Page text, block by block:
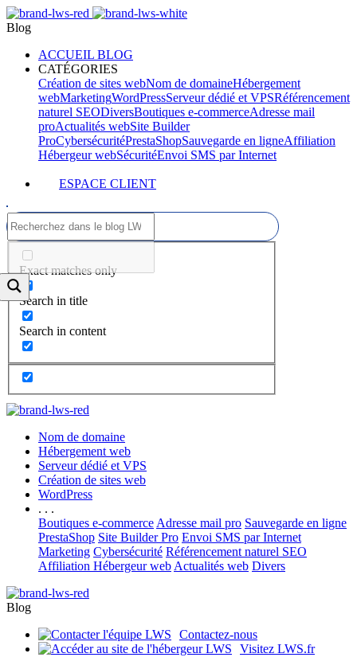
Blog
ACCUEIL BLOG
CATÉGORIES
Création de sites webNom de domaineHébergement
webMarketingWordPressServeur dédié et VPSRéférencement
naturel SEODiversBoutiques e-commerceAdresse mail
proActualités webSite Builder
ProCybersécuritéPrestaShopSauvegarde en ligneAffiliation
Hébergeur webSécuritéEnvoi SMS par Internet
ESPACE CLIENT
Exact matches only
Search in title
Search in content
Nom de domaine
Hébergement web
Serveur dédié et VPS
Création de sites web
WordPress
. . .
Boutiques e-commerce Adresse mail pro Sauvegarde en ligne
PrestaShop Site Builder Pro Envoi SMS par Internet
Marketing Cybersécurité Référencement naturel SEO
Affiliation Hébergeur web Actualités web Divers
Blog
Contactez-nous
Visitez LWS.fr